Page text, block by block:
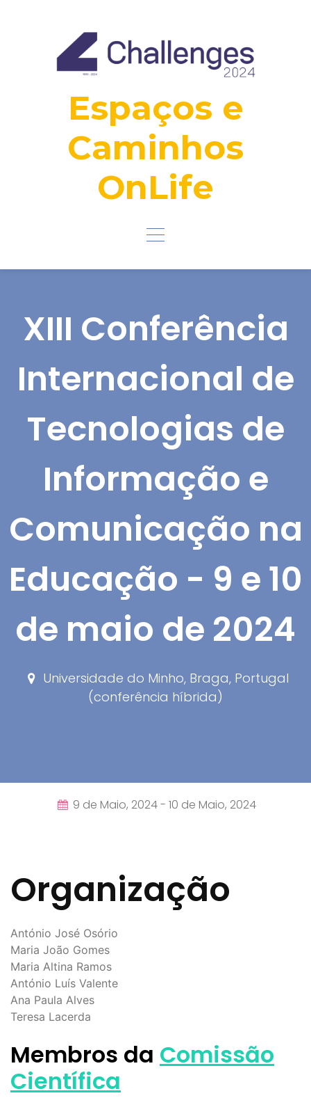
Espaços e
Caminhos
OnLife
XIII Conferência
Internacional de
Tecnologias de
Informação e
Comunicação na
Educação - 9 e 10
de maio de 2024
Universidade do Minho, Braga, Portugal
(conferência híbrida)
9 de Maio, 2024 -10 de Maio, 2024
Organização
António José Osório
Maria João Gomes
Maria Altina Ramos
António Luís Valente
Ana Paula Alves
Teresa Lacerda
Membros da Comissão
Científica